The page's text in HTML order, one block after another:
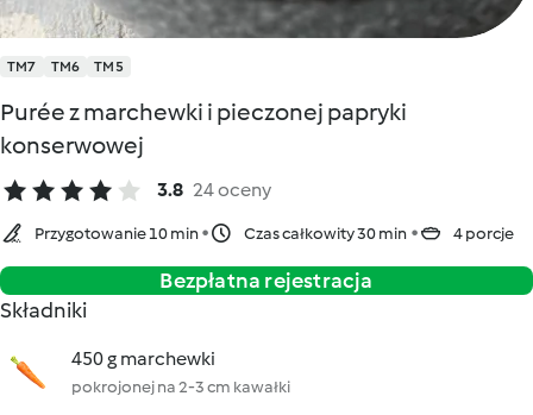
TM7 TM6 TM5
Purée z marchewki i pieczonej papryki
konserwowej
3.8 24 oceny
Przygotowanie 10 min Czas całkowity 30 min 4 porcje
Bezpłatna rejestracja
Składniki
450 g marchewki
pokrojonej na 2-3 cm kawałki